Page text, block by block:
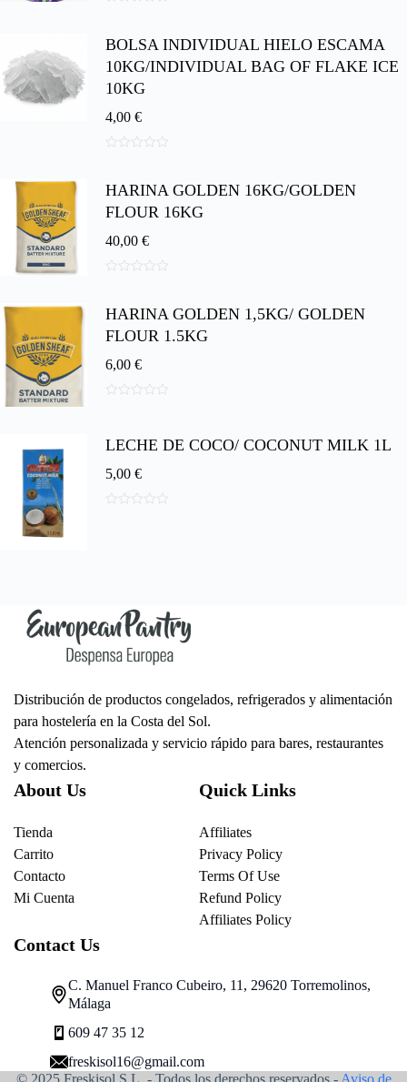
e
BOLSA INDIVIDUAL HIELO ESCAMA
10KG/INDIVIDUAL BAG OF FLAKE ICE
10KG
4,00 €
e
HARINA GOLDEN 16KG/GOLDEN
FLOUR 16KG
40,00 €
e
HARINA GOLDEN 1,5KG/ GOLDEN
FLOUR 1.5KG
6,00 €
5
LECHE DE COCO/ COCONUT MILK 1L
5,00 €
Distribución de productos congelados, refrigerados y alimentación
para hostelería en la Costa del Sol.
Atención personalizada y servicio rápido para bares, restaurantes
y comercios.
About Us
Tienda
Carrito
Contacto
Mi Cuenta
Quick Links
Affiliates
Privacy Policy
Terms Of Use
Refund Policy
Affiliates Policy
Contact Us
C. Manuel Franco Cubeiro, 11, 29620 Torremolinos,
Málaga
609 47 35 12
freskisol16@gmail.com
© 2025 Freskisol S.L. - Todos los derechos reservados.- Aviso de